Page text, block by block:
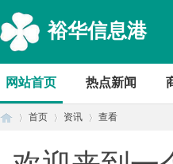
裕华信息港
网站首页 热点新闻
首页 资讯 查看